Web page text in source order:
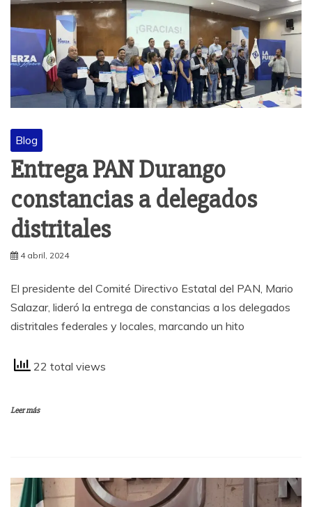
Blog
Entrega PAN Durango
constancias a delegados
distritales
4 abril, 2024
El presidente del Comité Directivo Estatal del PAN, Mario
Salazar, lideró la entrega de constancias a los delegados
distritales federales y locales, marcando un hito
22 total views
Leer más